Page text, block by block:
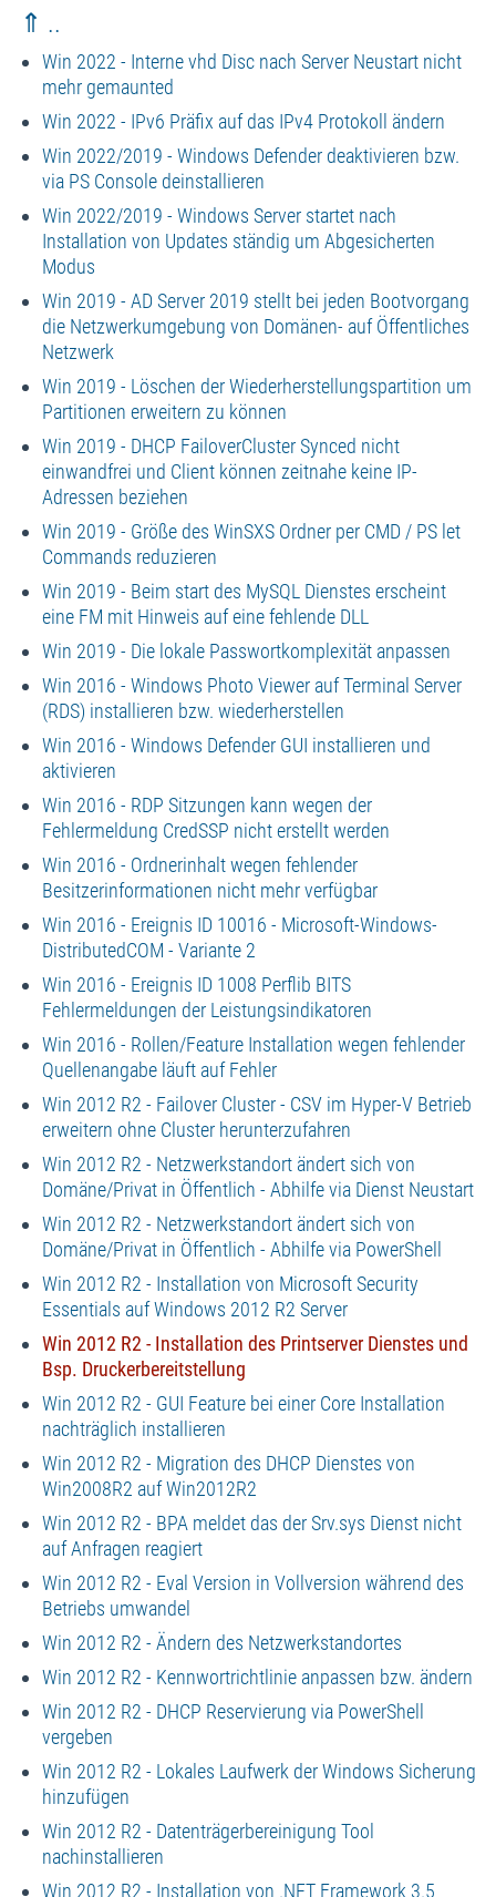
⇑ ..
Win 2022 - Interne vhd Disc nach Server Neustart nicht
mehr gemaunted
Win 2022 - IPv6 Präfix auf das IPv4 Protokoll ändern
Win 2022/2019 - Windows Defender deaktivieren bzw.
via PS Console deinstallieren
Win 2022/2019 - Windows Server startet nach
Installation von Updates ständig um Abgesicherten
Modus
Win 2019 - AD Server 2019 stellt bei jeden Bootvorgang
die Netzwerkumgebung von Domänen- auf Öffentliches
Netzwerk
Win 2019 - Löschen der Wiederherstellungspartition um
Partitionen erweitern zu können
Win 2019 - DHCP FailoverCluster Synced nicht
einwandfrei und Client können zeitnahe keine IP-
Adressen beziehen
Win 2019 - Größe des WinSXS Ordner per CMD / PS let
Commands reduzieren
Win 2019 - Beim start des MySQL Dienstes erscheint
eine FM mit Hinweis auf eine fehlende DLL
Win 2019 - Die lokale Passwortkomplexität anpassen
Win 2016 - Windows Photo Viewer auf Terminal Server
(RDS) installieren bzw. wiederherstellen
Win 2016 - Windows Defender GUI installieren und
aktivieren
Win 2016 - RDP Sitzungen kann wegen der
Fehlermeldung CredSSP nicht erstellt werden
Win 2016 - Ordnerinhalt wegen fehlender
Besitzerinformationen nicht mehr verfügbar
Win 2016 - Ereignis ID 10016 - Microsoft-Windows-
DistributedCOM - Variante 2
Win 2016 - Ereignis ID 1008 Perflib BITS
Fehlermeldungen der Leistungsindikatoren
Win 2016 - Rollen/Feature Installation wegen fehlender
Quellenangabe läuft auf Fehler
Win 2012 R2 - Failover Cluster - CSV im Hyper-V Betrieb
erweitern ohne Cluster herunterzufahren
Win 2012 R2 - Netzwerkstandort ändert sich von
Domäne/Privat in Öffentlich - Abhilfe via Dienst Neustart
Win 2012 R2 - Netzwerkstandort ändert sich von
Domäne/Privat in Öffentlich - Abhilfe via PowerShell
Win 2012 R2 - Installation von Microsoft Security
Essentials auf Windows 2012 R2 Server
Win 2012 R2 - Installation des Printserver Dienstes und
Bsp. Druckerbereitstellung
Win 2012 R2 - GUI Feature bei einer Core Installation
nachträglich installieren
Win 2012 R2 - Migration des DHCP Dienstes von
Win2008R2 auf Win2012R2
Win 2012 R2 - BPA meldet das der Srv.sys Dienst nicht
auf Anfragen reagiert
Win 2012 R2 - Eval Version in Vollversion während des
Betriebs umwandel
Win 2012 R2 - Ändern des Netzwerkstandortes
Win 2012 R2 - Kennwortrichtlinie anpassen bzw. ändern
Win 2012 R2 - DHCP Reservierung via PowerShell
vergeben
Win 2012 R2 - Lokales Laufwerk der Windows Sicherung
hinzufügen
Win 2012 R2 - Datenträgerbereinigung Tool
nachinstallieren
Win 2012 R2 - Installation von .NET Framework 3.5